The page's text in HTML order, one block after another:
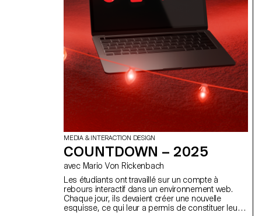
MEDIA & INTERACTION DESIGN
COUNTDOWN – 2025
avec Mario Von Rickenbach
Les étudiants ont travaillé sur un compte à
rebours interactif dans un environnement web.
Chaque jour, ils devaient créer une nouvelle
esquisse, ce qui leur a permis de constituer leur